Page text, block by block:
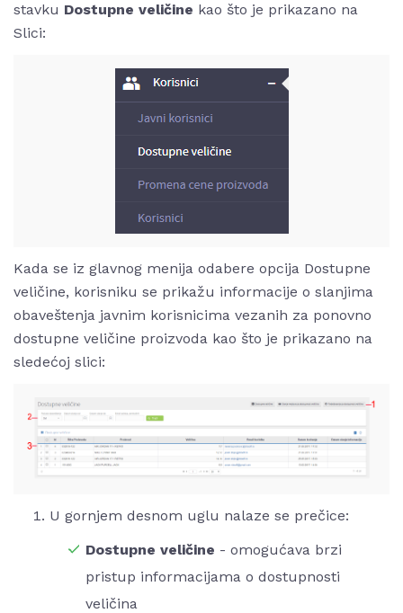
stavku Dostupne veličine kao što je prikazano na
Slici:
Kada se iz glavnog menija odabere opcija Dostupne
veličine, korisniku se prikažu informacije o slanjima
obaveštenja javnim korisnicima vezanih za ponovno
dostupne veličine proizvoda kao što je prikazano na
sledećoj slici:
U gornjem desnom uglu nalaze se prečice:
Dostupne veličine - omogućava brzi
pristup informacijama o dostupnosti
veličina